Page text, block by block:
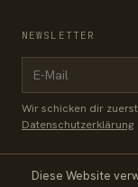
NEWSLETTER
Wir schicken dir
Datenschutzerklärung
Diese Website